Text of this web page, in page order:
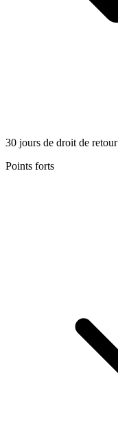
30 jours de droit de retour
Points forts